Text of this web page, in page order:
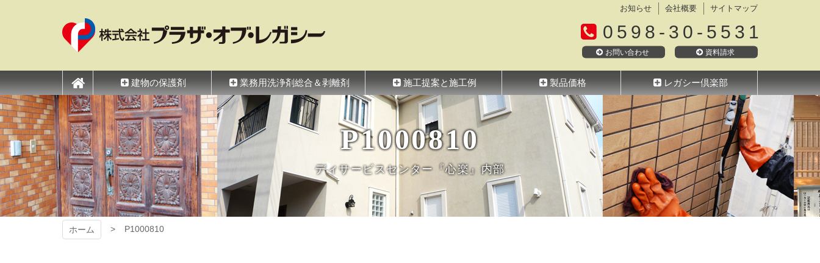
本
へ
ス
キ
ッ
プ
プラザ・オブ・レガシー
0598-30-5531
お問い合わせ 資料請求
お知らせ 会社概要 サイトマップ
建物の保護剤 業務用洗浄剤総合＆剥離剤 施工提案と施工例 製品価格 レガシー倶楽部
P1000810
ディサービスセンター『心楽』内部
ホーム P1000810